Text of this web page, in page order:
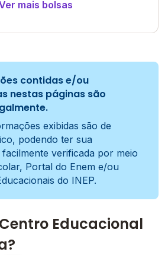
mais bolsas
contidas e/ou
nestas páginas são
exibidas são de
podendo ter sua
facilmente verificada por meio
Portal do Enem e/ou
do INEP.
Educacional